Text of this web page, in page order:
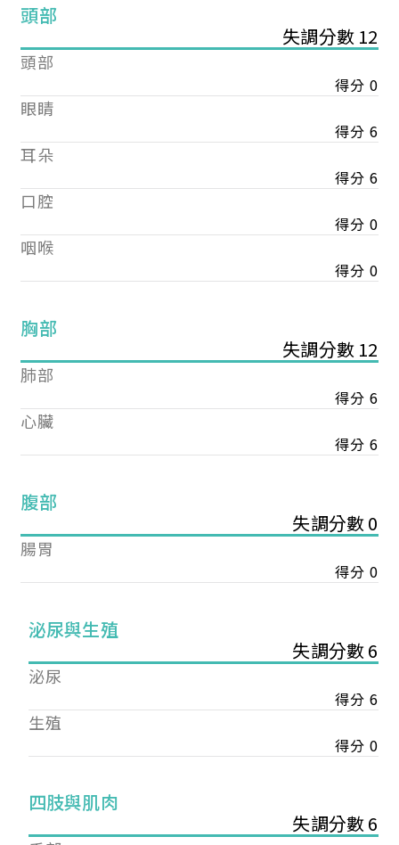
頭部
失調分數 12
頭部
得分 0
眼睛
得分 6
耳朵
得分 6
口腔
得分 0
咽喉
得分 0
胸部
失調分數 12
肺部
得分 6
心臟
得分 6
腹部
失調分數 0
腸胃
得分 0
泌尿與生殖
失調分數 6
泌尿
得分 6
生殖
得分 0
四肢與肌肉
失調分數 6
您已成功送出會員申請
您好，您的會員申請，已成功送出，經本協會理事